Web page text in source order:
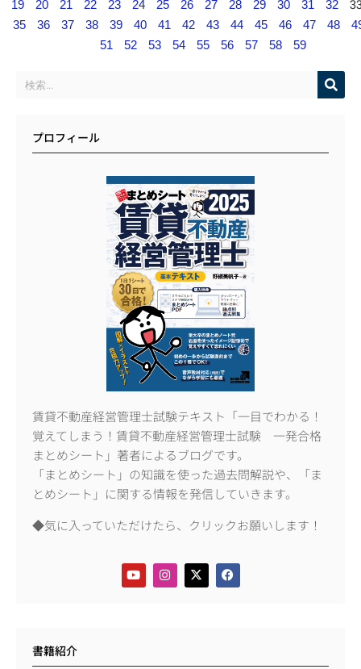
19 20 21 22 23 24 25 26 27 28 29 30 31 32
35 36 37 38 39 40 41 42 43 44 45 46 47 48
51
52 53 54 55 56 57 58 59
プロフィール
賃貸不動産経営管理士試験テキスト「一目でわかる！
覚えてしまう！賃貸不動産経営管理士試験 一発合格
まとめシート」著者によるブログです。
「まとめシート」の知識を使った過去問解説や、「ま
とめシート」に関する情報を発信していきます。
◆気に入っていただけたら、クリックお願いします！
書籍紹介